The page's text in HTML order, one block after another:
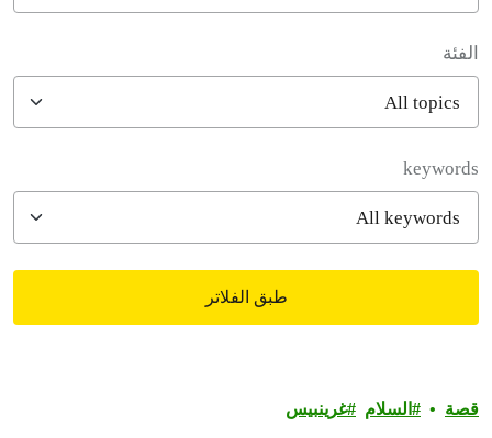
الفئة
keywords
طبق الفلاتر
قصة السلام غرينبيس‎